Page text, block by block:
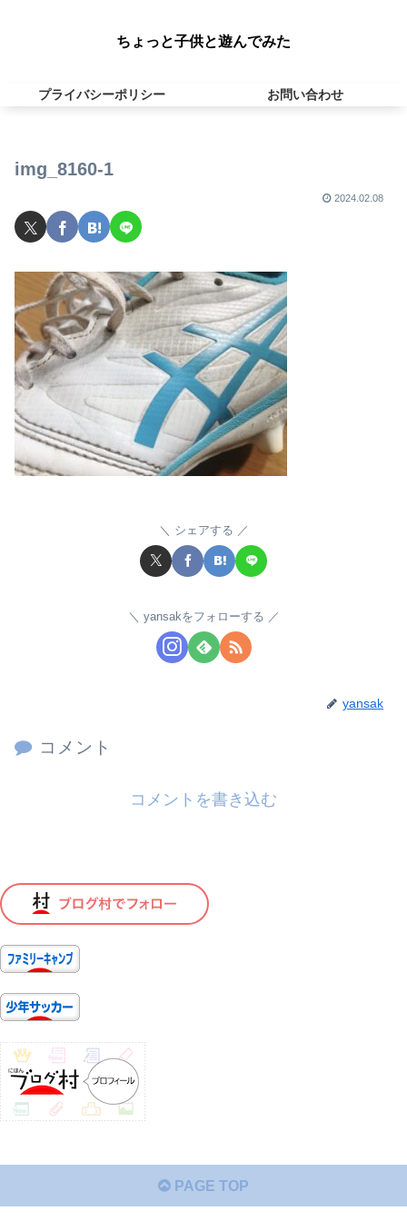
ちょっと子供と遊んでみた
プライバシーポリシー お問い合わせ
img_8160-1
2024.02.08
シェアする
yansakをフォローする
yansak
コメント
コメントを書き込む
PAGE TOP